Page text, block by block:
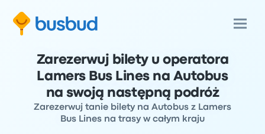
Zarezerwuj bilety u operatora
Lamers Bus Lines na Autobus
na swoją następną podróż
Zarezerwuj tanie bilety na Autobus z Lamers
Bus Lines na trasy w całym kraju